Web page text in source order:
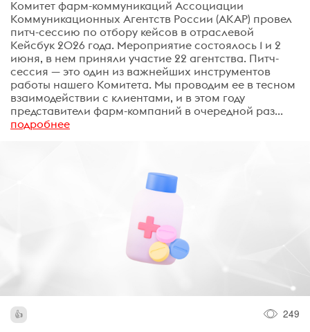
Комитет фарм-коммуникаций Ассоциации
Коммуникационных Агентств России (АКАР) провел
питч-сессию по отбору кейсов в отраслевой
Кейсбук 2026 года. Мероприятие состоялось 1 и 2
июня, в нем приняли участие 22 агентства. Питч-
сессия — это один из важнейших инструментов
работы нашего Комитета. Мы проводим ее в тесном
взаимодействии с клиентами, и в этом году
представители фарм-компаний в очередной раз...
подробнее
249